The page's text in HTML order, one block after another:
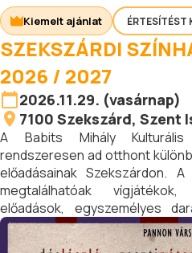
Kiemelt ajánlat ÉRTESÍTÉST
SZEKSZÁRDI
2026 / 2027
2026.11.29. (vasárnap)
7100 Szekszárd, Szent
A Babits Mihály Kulturális
rendszeresen ad otthont
előadásainak Szekszárdon.
megtalálhatóak vígjátékok,
előadások, egyszemélyes
minőségi kulturális programok,
egész évben, Szekszárdon.